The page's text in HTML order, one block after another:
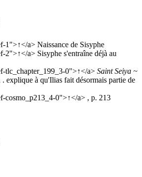
1">↑</a> Naissance de Sisyphe
2">↑</a> Sisyphe s'entraîne déjà au
tlc_chapter_199_3-0">↑</a> Saint Seiya ~
. explique à qu'Ilias fait désormais partie de
cosmo_p213_4-0">↑</a> , p. 213